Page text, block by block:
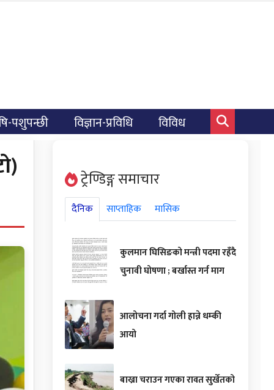
पशुपन्छी विज्ञान-प्रविधि विविध
ट्रेण्डिङ्ग समाचार
दैनिक साप्ताहिक मासिक
कुलमान घिसिङको मन्त्री पदमा रहँदै
चुनावी घोषणा ; बर्खास्त गर्न माग
आलोचना गर्दा गोली हान्ने धम्की
आयो
बाख्रा चराउन गएका रावत सुर्खेतको